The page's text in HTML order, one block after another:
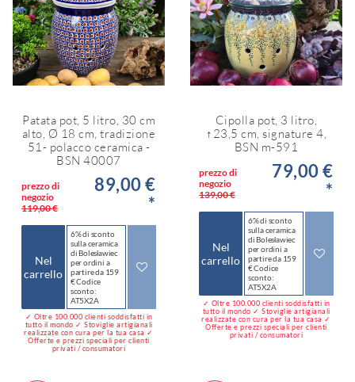
Patata pot, 5 litro, 30 cm
alto, Ø 18 cm, tradizione
51- polacco ceramica -
BSN 40007
prezzo di
negozio
119,00 €
89,00 €
*
Nel
carrello
6% di sconto
sulla ceramica
di Bolesławiec
per ordini a
partire da 159
€ Codice
sconto:
AT5X2A
✓ Oltre 100.000 clienti soddisfatti in
tutto il mondo ✓ Stoviglie artigianali
realizzate con cura per la tua casa ✓
Offerte e prezzi speciali per clienti
privati / consumatori
Cipolla pot, 3 litro,
↑23,5 cm, signature 4,
BSN m-591
prezzo di
negozio
139,00 €
79,00 €
*
Nel
carrello
6% di sconto
sulla ceramica
di Bolesławiec
per ordini a
partire da 159
€ Codice
sconto:
AT5X2A
✓ Oltre 100.000 clienti soddisfatti in
tutto il mondo ✓ Stoviglie artigianali
realizzate con cura per la tua casa ✓
Offerte e prezzi speciali per clienti
privati / consumatori